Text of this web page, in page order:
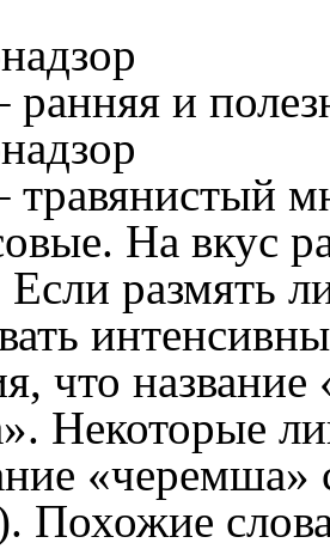
и
На вкус
Если размять
что
Некоторые
«черемша»
Похожие